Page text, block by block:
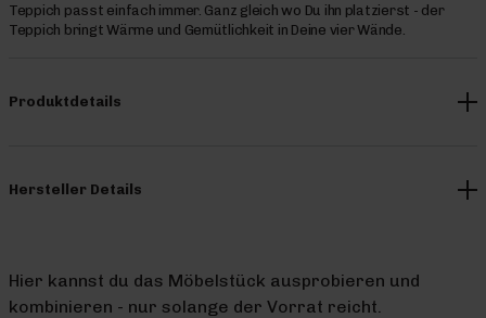
Teppich passt einfach immer. Ganz gleich wo Du ihn platzierst - der
Teppich bringt Wärme und Gemütlichkeit in Deine vier Wände.
Produktdetails
Hersteller Details
Hier kannst du das Möbelstück ausprobieren und
kombinieren - nur solange der Vorrat reicht.